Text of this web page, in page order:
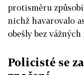
protisměru
nichž havarovalo
obešly bez
Policisté se